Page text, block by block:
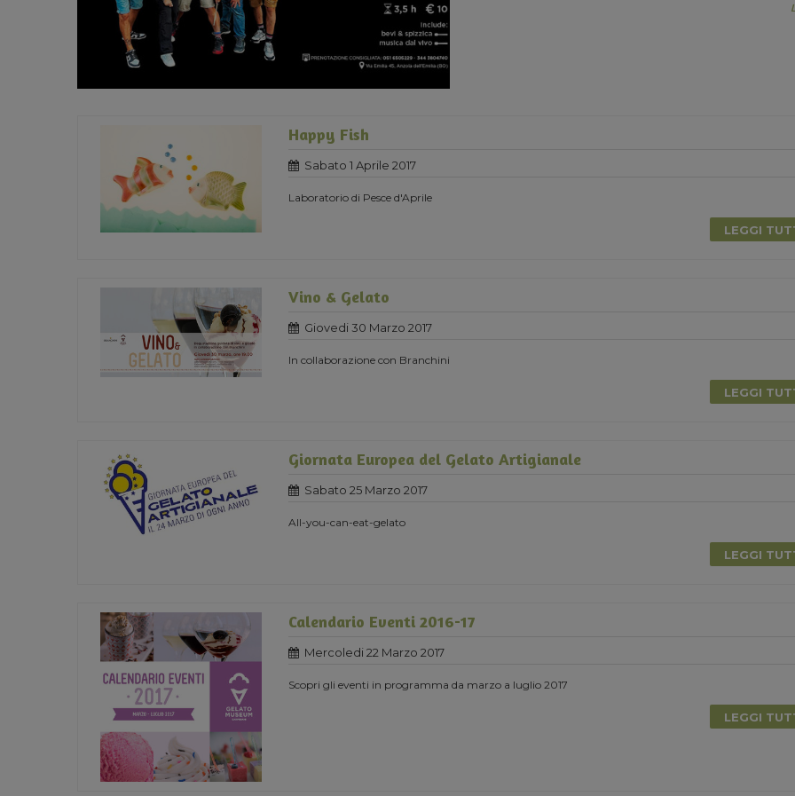
Happy Fish
Sabato 1 Aprile 2017
Laboratorio di Pesce d'Aprile
LEGGI
Vino & Gelato
Giovedi 30 Marzo 2017
In collaborazione con Branchini
LEGGI
Giornata Europea del Gelato Artigianale
Sabato 25 Marzo 2017
All-you-can-eat-gelato
LEGGI
Calendario Eventi 2016-17
Mercoledi 22 Marzo 2017
Scopri gli eventi in programma da marzo a luglio 2017
LEGGI